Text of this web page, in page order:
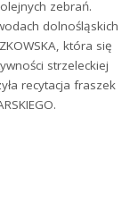
zebrań.
dolnośląskich
która się
strzeleckiej
recytacja fraszek